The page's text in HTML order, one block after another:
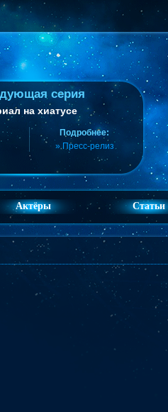
серия
на хиатусе
Подробнее:
» Пресс-релиз
Актёры Статьи